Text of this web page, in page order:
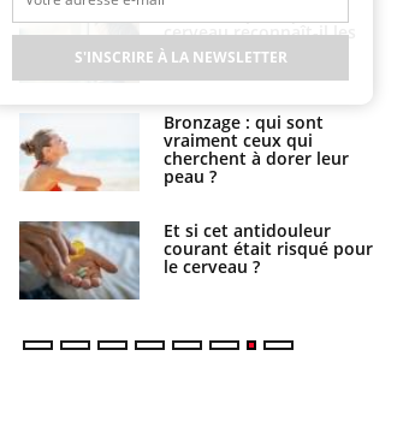
cerveau reconnaît-il les
visages autrement ?
Bronzage : qui sont
vraiment ceux qui
cherchent à dorer leur
peau ?
Et si cet antidouleur
courant était risqué pour
le cerveau ?
S'INSCRIRE À LA NEWSLETTER